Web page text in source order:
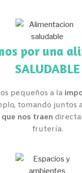
por una
SALUDABLE
pequeños a la
tomando juntos
nos traen
frutería.